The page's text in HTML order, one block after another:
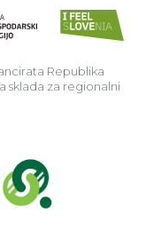
Republika
sklada za regionalni